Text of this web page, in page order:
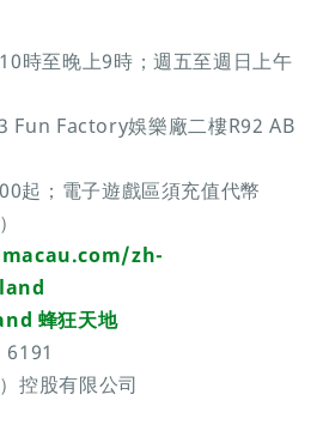
時至晚上9時；週五至週日上午
Fun Factory娛樂廠二樓R92 AB
起；電子遊戲區須充值代幣
zh-
蜂狂天地
控股有限公司